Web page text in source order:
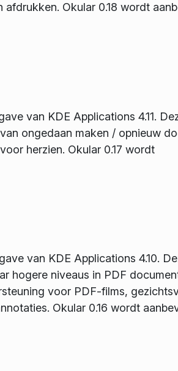
Okular 0.18 wordt
van KDE Applications 4.11.
ongedaan maken / opnieuw
herzien. Okular 0.17 wordt
van KDE Applications 4.10.
hogere niveaus in PDF
voor PDF-films,
Okular 0.16 wordt